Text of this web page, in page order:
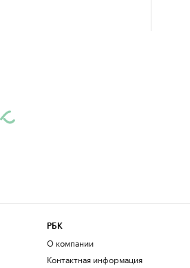
РБК
О компании
Контактная информация